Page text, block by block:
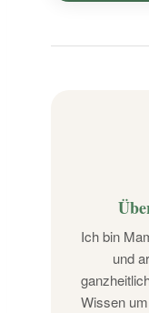
Ich bin
und
Wissen